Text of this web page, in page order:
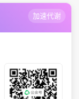
加速代谢